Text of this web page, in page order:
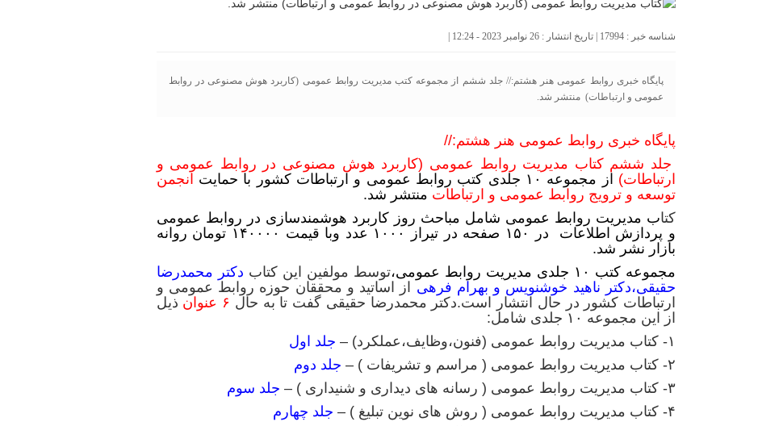
شناسه خبر : 17994 | تاریخ انتشار : 26 نوامبر 2023 - 12:24 |
پایگاه خبری روابط عمومی هنر هشتم:// جلد ششم از مجموعه کتب مدیریت روابط عمومی (کاربرد هوش مصنوعی در روابط
عمومی و ارتباطات) منتشر شد.
پایگاه خبری روابط عمومی هنر هشتم://
جلد ششم کتاب مدیریت روابط عمومی (کاربرد هوش مصنوعی در روابط عمومی و
ارتباطات) از مجموعه ۱۰ جلدی کتب روابط عمومی و ارتباطات کشور با حمایت
انجمن
توسعه و ترویج روابط عمومی و ارتباطات منتشر شد.
کتاب مدیریت روابط عمومی شامل مباحث روز کاربرد هوشمندسازی در روابط عمومی
و پردازش اطلاعات در ۱۵۰ صفحه در تیراز ۱۰۰۰ عدد وبا قیمت ۱۴۰۰۰۰ تومان روانه
بازار نشر شد.
مجموعه کتب ۱۰ جلدی مدیریت روابط عمومی،
توسط مولفین این کتاب دکتر محمدرضا
حقیقی،دکتر ناهید خوشنویس و بهرام فرهی از اساتید و محققان حوزه روابط عمومی و
ارتباطات کشور در حال انتشار است.دکتر محمدرضا حقیقی گفت تا به حال
ذیل
از این مجموعه ۱۰ جلدی شامل:
۱- کتاب مدیریت روابط عمومی (فنون،وظایف،عملکرد) –
جلد اول
۲- کتاب مدیریت روابط عمومی ( مراسم و تشریفات ) –
جلد دوم
۳- کتاب مدیریت روابط عمومی ( رسانه های دیداری و شنیداری ) –
جلد سوم
۴- کتاب مدیریت روابط عمومی ( روش های نوین تبلیغ ) –
جلد چهارم